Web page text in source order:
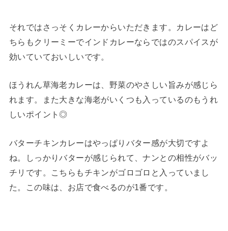
それではさっそくカレーからいただきます。カレーはど
ちらもクリーミーでインドカレーならではのスパイスが
効いていておいしいです。
ほうれん草海老カレーは、野菜のやさしい旨みが感じら
れます。また大きな海老がいくつも入っているのもうれ
しいポイント◎
バターチキンカレーはやっぱりバター感が大切ですよ
ね。しっかりバターが感じられて、ナンとの相性がバッ
チリです。こちらもチキンがゴロゴロと入っていまし
た。この味は、お店で食べるのが1番です。